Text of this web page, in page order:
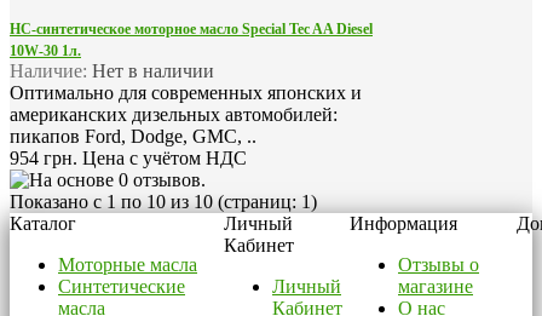
НС-синтетическое моторное масло Special Tec AA Diesel
10W-30 1л.
Наличие: Нет в наличии
Оптимально для современных японских и
американских дизельных автомобилей:
пикапов Ford, Dodge, GMC, ..
954 грн. Цена с учётом НДС
Показано с 1 по 10 из 10 (страниц: 1)
Каталог
Моторные масла
Синтетические
масла
Личный
Кабинет
Личный
Кабинет
Информация
Отзывы о
магазине
О нас